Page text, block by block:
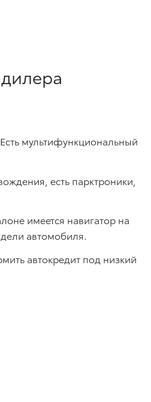
мультифункциональный
есть парктроники,
имеется навигатор на
автомобиля.
автокредит под низкий